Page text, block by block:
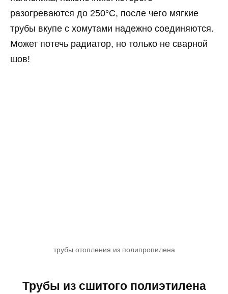
разогреваются до 250°C, после чего мягкие
трубы вкупе с хомутами надежно соединяются.
Может потечь радиатор, но только не сварной
шов!
трубы отопления из полипропилена
Трубы из сшитого полиэтилена